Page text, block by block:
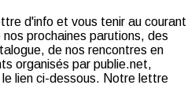
d'info et vous tenir au courant
prochaines parutions, des
de nos rencontres en
organisés par publie.net,
lien ci-dessous. Notre lettre